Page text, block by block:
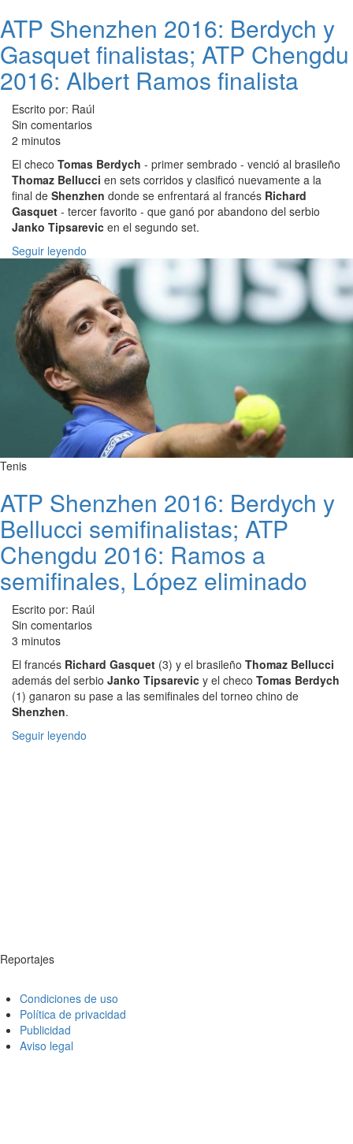
ATP Shenzhen 2016: Berdych y
Gasquet finalistas; ATP Chengdu
2016: Albert Ramos finalista
Escrito por: Raúl
Sin comentarios
2 minutos
El checo Tomas Berdych - primer sembrado - venció al brasileño
Thomaz Bellucci en sets corridos y clasificó nuevamente a la
final de Shenzhen donde se enfrentará al francés Richard
Gasquet - tercer favorito - que ganó por abandono del serbio
Janko Tipsarevic en el segundo set.
Seguir leyendo
Tenis
ATP Shenzhen 2016: Berdych y
Bellucci semifinalistas; ATP
Chengdu 2016: Ramos a
semifinales, López eliminado
Escrito por: Raúl
Sin comentarios
3 minutos
El francés Richard Gasquet (3) y el brasileño Thomaz Bellucci
además del serbio Janko Tipsarevic y el checo Tomas Berdych
(1) ganaron su pase a las semifinales del torneo chino de
Shenzhen.
Seguir leyendo
Reportajes
Condiciones de uso
Política de privacidad
Publicidad
Aviso legal